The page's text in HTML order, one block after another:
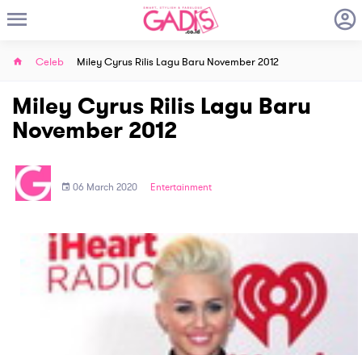
Celeb Miley Cyrus Rilis Lagu Baru November 2012
Miley Cyrus Rilis Lagu Baru
November 2012
06 March 2020 Entertainment